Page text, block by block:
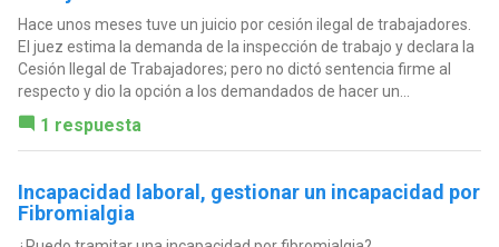
Hace unos meses tuve un juicio por cesión ilegal de trabajadores.
El juez estima la demanda de la inspección de trabajo y declara la
Cesión Ilegal de Trabajadores; pero no dictó sentencia firme al
respecto y dio la opción a los demandados de hacer un...
1 respuesta
Incapacidad laboral, gestionar un incapacidad por
Fibromialgia